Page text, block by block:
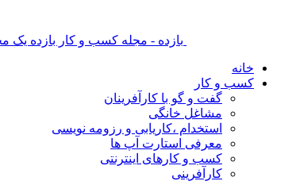
بازده - مجله کسب و کار بازده یک
خانه
کسب و کار
گفت و گو با کارآفرینان
مشاغل خانگی
استخدام ،کاریابی و رزومه نویسی
معرفی استارت آپ ها
کسب و کارهای اینترنتی
کارآفرینی